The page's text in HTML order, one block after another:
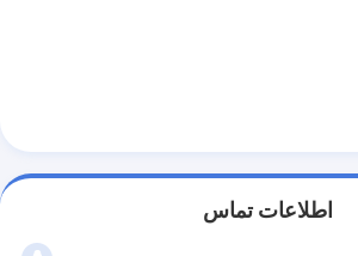
اطلاعات تماس